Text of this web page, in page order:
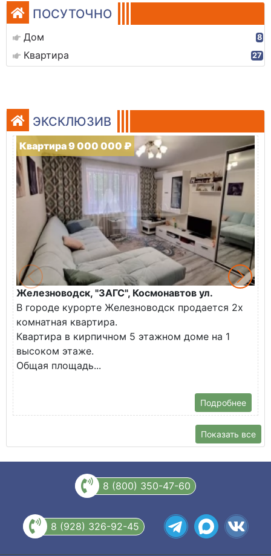
ПОСУТОЧНО
Дом 8
Квартира 27
ЭКСКЛЮЗИВ
Квартира 9 000 000 ₽
Железноводск, "ЗАГС", Космонавтов ул.
В городе курорте Железноводск продается 2х
комнатная квартира.
Квартира в кирпичном 5 этажном доме на 1
высоком этаже.
Общая площадь...
Подробнее
Показать все
8 (800) 350-47-60
8 (928) 326-92-45